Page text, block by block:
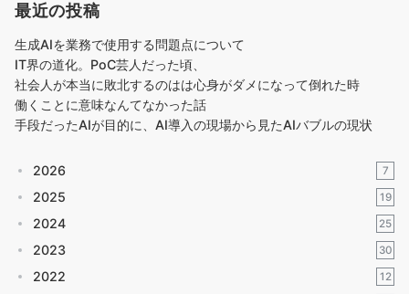
最近の投稿
生成AIを業務で使用する問題点について
IT界の道化。PoC芸人だった頃、
社会人が本当に敗北するのはは心身がダメになって倒れた時
働くことに意味なんてなかった話
手段だったAIが目的に、AI導入の現場から見たAIバブルの現状
2026 7
2025 19
2024 25
2023 30
2022 12